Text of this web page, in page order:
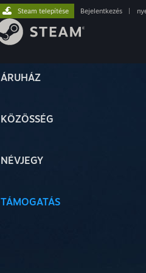
ÁRUHÁZ
KÖZÖSSÉG
NÉVJEGY
TÁMOGATÁS
Steam telepítése Bejelentkezés